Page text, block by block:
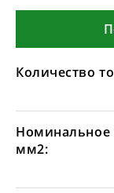
Количество
Номинальное
мм2: